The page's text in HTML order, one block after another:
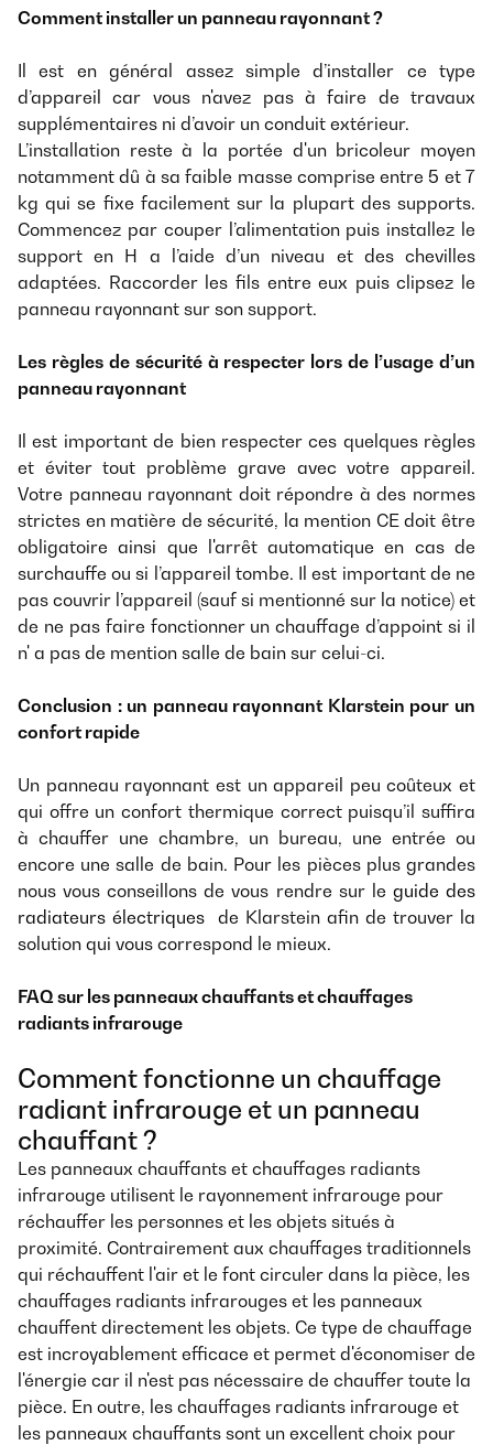
Comment installer un panneau rayonnant ?
Il est en général assez simple d’installer ce type
d’appareil car vous n'avez pas à faire de travaux
supplémentaires ni d’avoir un conduit extérieur.
L’installation reste à la portée d'un bricoleur moyen
notamment dû à sa faible masse comprise entre 5 et 7
kg qui se fixe facilement sur la plupart des supports.
Commencez par couper l’alimentation puis installez le
support en H a l’aide d’un niveau et des chevilles
adaptées. Raccorder les fils entre eux puis clipsez le
panneau rayonnant sur son support.
Les règles de sécurité à respecter lors de l’usage d’un
panneau rayonnant
Il est important de bien respecter ces quelques règles
et éviter tout problème grave avec votre appareil.
Votre panneau rayonnant doit répondre à des normes
strictes en matière de sécurité, la mention CE doit être
obligatoire ainsi que l'arrêt automatique en cas de
surchauffe ou si l’appareil tombe. Il est important de ne
pas couvrir l’appareil (sauf si mentionné sur la notice) et
de ne pas faire fonctionner un chauffage d’appoint si il
n' a pas de mention salle de bain sur celui-ci.
Conclusion : un panneau rayonnant Klarstein pour un
confort rapide
Un panneau rayonnant est un appareil peu coûteux et
qui offre un confort thermique correct puisqu’il suffira
à chauffer une chambre, un bureau, une entrée ou
encore une salle de bain. Pour les pièces plus grandes
nous vous conseillons de vous rendre sur le guide des
radiateurs électriques de Klarstein afin de trouver la
solution qui vous correspond le mieux.
FAQ sur les panneaux chauffants et chauffages
radiants infrarouge
Comment fonctionne un chauffage
radiant infrarouge et un panneau
chauffant ?
Les panneaux chauffants et chauffages radiants
infrarouge utilisent le rayonnement infrarouge pour
réchauffer les personnes et les objets situés à
proximité. Contrairement aux chauffages traditionnels
qui réchauffent l'air et le font circuler dans la pièce, les
chauffages radiants infrarouges et les panneaux
chauffent directement les objets. Ce type de chauffage
est incroyablement efficace et permet d'économiser de
l'énergie car il n'est pas nécessaire de chauffer toute la
pièce. En outre, les chauffages radiants infrarouge et
les panneaux chauffants sont un excellent choix pour